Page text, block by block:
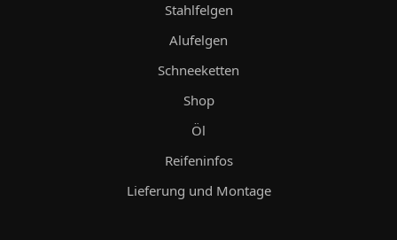
Stahlfelgen
Alufelgen
Schneeketten
Shop
Öl
Reifeninfos
Lieferung und Montage